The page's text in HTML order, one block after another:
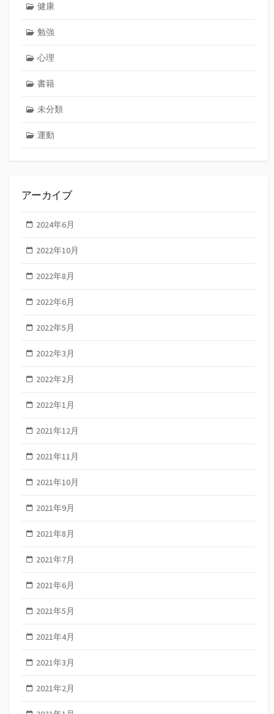
健康
勉強
心理
書籍
未分類
運動
アーカイブ
2024年6月
2022年10月
2022年8月
2022年6月
2022年5月
2022年3月
2022年2月
2022年1月
2021年12月
2021年11月
2021年10月
2021年9月
2021年8月
2021年7月
2021年6月
2021年5月
2021年4月
2021年3月
2021年2月